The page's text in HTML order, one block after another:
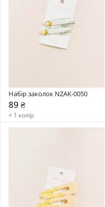
Набір заколок NZAK-0050
89 ₴
+ 1 колір